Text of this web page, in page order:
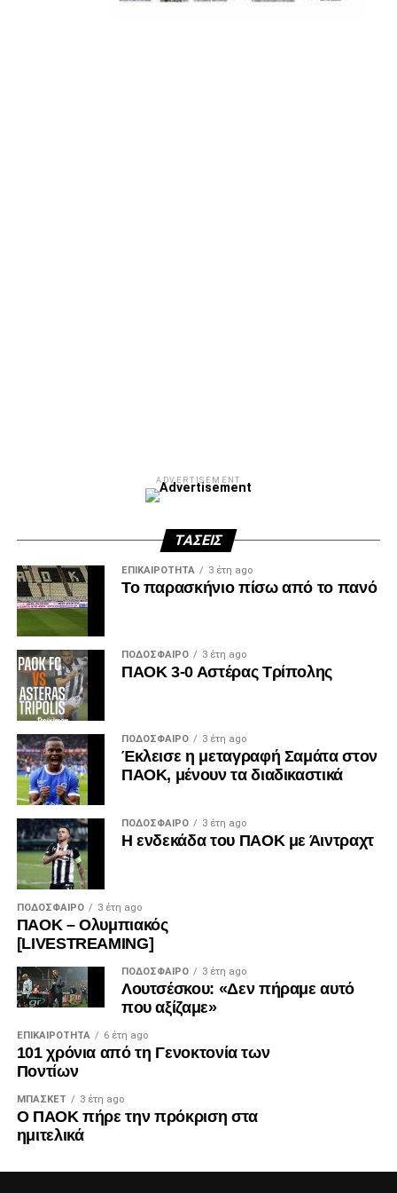
ADVERTISEMENT
ΤΆΣΕΙΣ
ΕΠΙΚΑΙΡΌΤΗΤΑ 3 έτη ago
Το παρασκήνιο πίσω από το πανό
ΠΟΔΌΣΦΑΙΡΟ 3 έτη ago
ΠΑΟΚ 3-0 Αστέρας Τρίπολης
ΠΟΔΌΣΦΑΙΡΟ 3 έτη ago
Έκλεισε η μεταγραφή Σαμάτα στον
ΠΑΟΚ, μένουν τα διαδικαστικά
ΠΟΔΌΣΦΑΙΡΟ 3 έτη ago
Η ενδεκάδα του ΠΑΟΚ με Άιντραχτ
ΠΟΔΌΣΦΑΙΡΟ 3 έτη ago
ΠΑΟΚ – Ολυμπιακός
[LIVESTREAMING]
ΠΟΔΌΣΦΑΙΡΟ 3 έτη ago
Λουτσέσκου: «Δεν πήραμε αυτό
που αξίζαμε»
ΕΠΙΚΑΙΡΌΤΗΤΑ 6 έτη ago
101 χρόνια από τη Γενοκτονία των
Ποντίων
ΜΠΆΣΚΕΤ 3 έτη ago
Ο ΠΑΟΚ πήρε την πρόκριση στα
ημιτελικά